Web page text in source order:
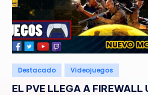
g
u
e
d
aPublicado
en
Destacado Videojuegos
EL PVE LLEGA A FIREWALL